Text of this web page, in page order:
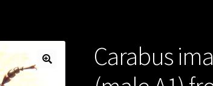
Carabus